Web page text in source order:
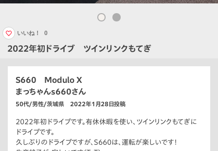
2022年初ドライブ ツインリンクもてぎ
いいね！ 0
S660 Modulo X
まっちゃんs660さん
50代/男性/茨城県 2022年1月28日投稿
2022年初ドライブです。有休休暇を使い、ツインリンクもてぎに
ドライブです。
久しぶりのドライブですが、S660は、運転が楽しいです！